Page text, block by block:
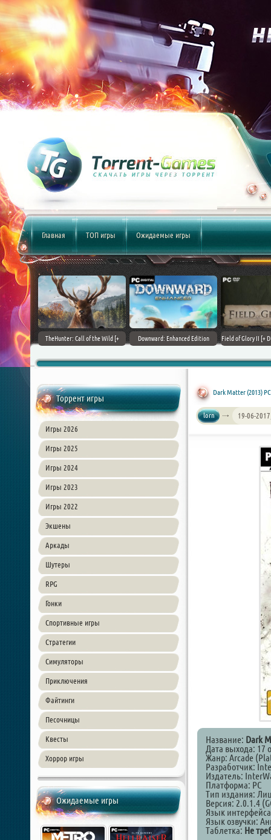
Главная ТОП игры Ожидаемые игры
(2017)
TheHunter: Call of the Wild [+
Downward: Enhanced Edition
Field of Glory II [+
Торрент игры
Игры 2026
Игры 2025
Игры 2024
Игры 2023
Игры 2022
Экшены
Аркады
Шутеры
RPG
Гонки
Спортивные игры
Стратегии
Симуляторы
Приключения
Файтинги
Песочницы
Квесты
Хоррор игры
Ожидаемые игры
Dark Matter (2013)
lorn 19-06-
Название: Dark
Дата выхода: 17
Жанр: Arcade
Разработчик:
Издатель:
Платформа: PC
Тип издания:
Версия: 2.0.1.4
Язык
Язык озвучки:
Таблетка: Не